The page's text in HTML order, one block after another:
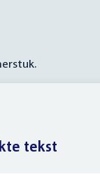
tekst